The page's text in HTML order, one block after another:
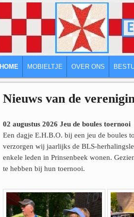
SKIP TO PRIMARY CONTENT
SKIP TO SECONDARY CONTENT
HOME MOBIELTJE OVER ONS
Nieuws van de
02 augustus 2026 Jeu de boules toernooi
Een dagje E.H.B.O. bij een jeu de boules
verzorgen wij jaarlijks de BLS-
enkele leden in Prinsenbeek wonen.
te hebben bij hun toernooi.